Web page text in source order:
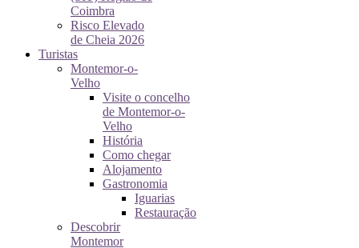
Coimbra
Risco Elevado
de Cheia 2026
Turistas
Montemor-o-
Velho
Visite o concelho
de Montemor-o-
Velho
História
Como chegar
Alojamento
Gastronomia
Iguarias
Restauração
Descobrir
Montemor